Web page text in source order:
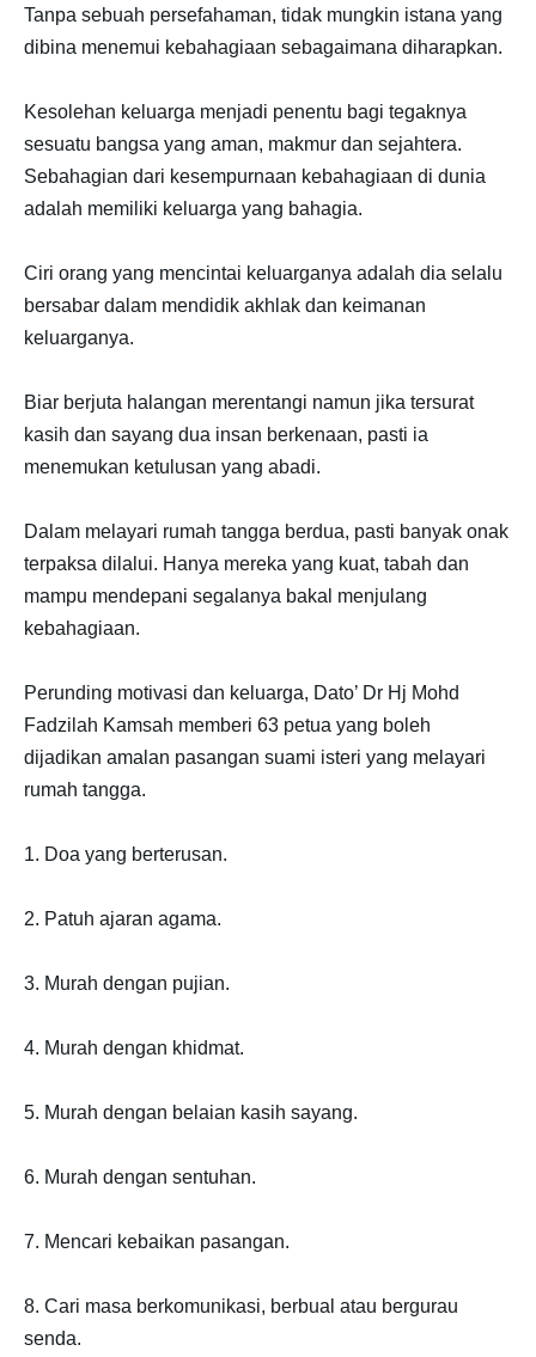
Tanpa sebuah persefahaman, tidak mungkin istana yang
dibina menemui kebahagiaan sebagaimana diharapkan.
Kesolehan keluarga menjadi penentu bagi tegaknya
sesuatu bangsa yang aman, makmur dan sejahtera.
Sebahagian dari kesempurnaan kebahagiaan di dunia
adalah memiliki keluarga yang bahagia.
Ciri orang yang mencintai keluarganya adalah dia selalu
bersabar dalam mendidik akhlak dan keimanan
keluarganya.
Biar berjuta halangan merentangi namun jika tersurat
kasih dan sayang dua insan berkenaan, pasti ia
menemukan ketulusan yang abadi.
Dalam melayari rumah tangga berdua, pasti banyak onak
terpaksa dilalui. Hanya mereka yang kuat, tabah dan
mampu mendepani segalanya bakal menjulang
kebahagiaan.
Perunding motivasi dan keluarga, Dato’ Dr Hj Mohd
Fadzilah Kamsah memberi 63 petua yang boleh
dijadikan amalan pasangan suami isteri yang melayari
rumah tangga.
1. Doa yang berterusan.
2. Patuh ajaran agama.
3. Murah dengan pujian.
4. Murah dengan khidmat.
5. Murah dengan belaian kasih sayang.
6. Murah dengan sentuhan.
7. Mencari kebaikan pasangan.
8. Cari masa berkomunikasi, berbual atau bergurau
senda.